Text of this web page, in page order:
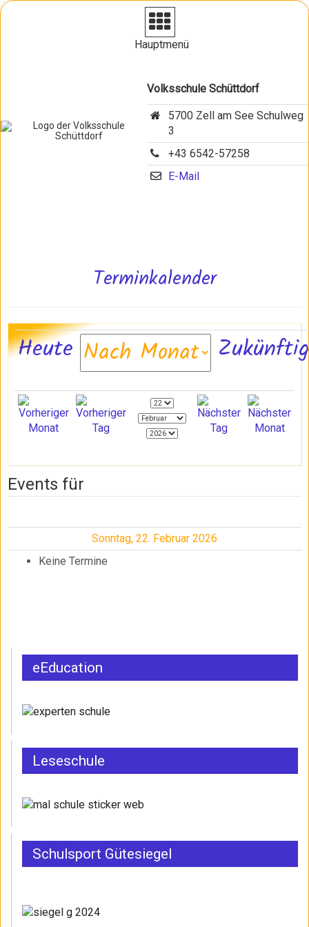
Navigation aufklappen
Hauptmenü
Volksschule Schüttdorf
5700 Zell am See Schulweg
3
+43 6542-57258
E-Mail
Terminkalender
Heute Zukünftig
Events für
Sonntag, 22. Februar 2026
Keine Termine
eEducation
Leseschule
Schulsport Gütesiegel